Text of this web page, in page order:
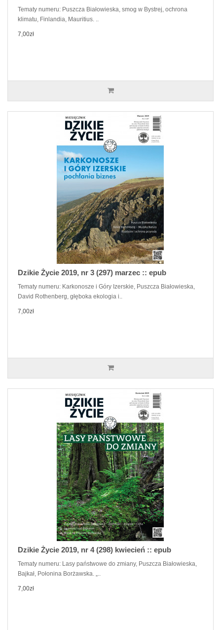
Tematy numeru: Puszcza Białowieska, smog w Bystrej, ochrona
klimatu, Finlandia, Mauritius. ..
7,00zł
Dzikie Życie 2019, nr 3 (297) marzec :: epub
Tematy numeru: Karkonosze i Góry Izerskie, Puszcza Białowieska,
David Rothenberg, głęboka ekologia i..
7,00zł
Dzikie Życie 2019, nr 4 (298) kwiecień :: epub
Tematy numeru: Lasy państwowe do zmiany, Puszcza Białowieska,
Bajkał, Połonina Borżawska. „..
7,00zł